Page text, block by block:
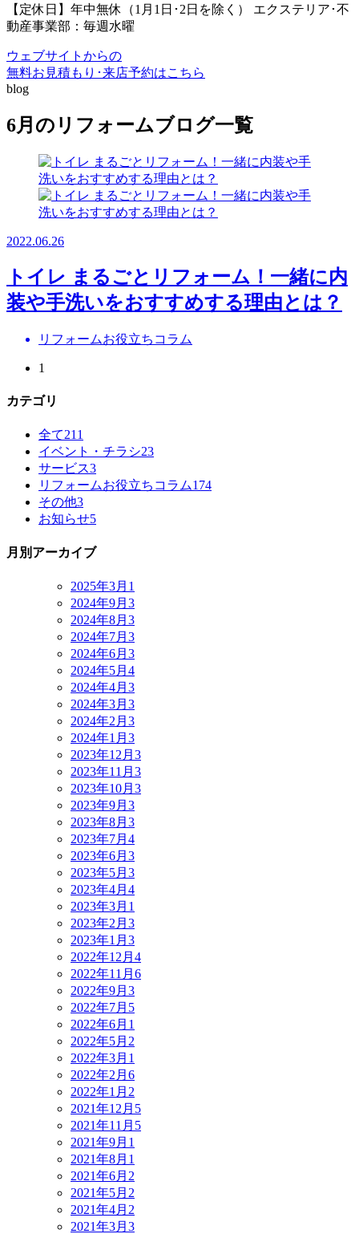
【定休日】年中無休（1月1日･2日を除く） エクステリア･不
動産事業部：毎週水曜
ウェブサイトからの
無料お見積もり･来店予約はこちら
blog
6月のリフォームブログ一覧
2022.06.26
トイレ まるごとリフォーム！一緒に内
装や手洗いをおすすめする理由とは？
リフォームお役立ちコラム
1
カテゴリ
全て211
イベント・チラシ23
サービス3
リフォームお役立ちコラム174
その他3
お知らせ5
月別アーカイブ
2025年3月 1
2024年9月 3
2024年8月 3
2024年7月 3
2024年6月 3
2024年5月 4
2024年4月 3
2024年3月 3
2024年2月 3
2024年1月 3
2023年12月 3
2023年11月 3
2023年10月 3
2023年9月 3
2023年8月 3
2023年7月 4
2023年6月 3
2023年5月 3
2023年4月 4
2023年3月 1
2023年2月 3
2023年1月 3
2022年12月 4
2022年11月 6
2022年9月 3
2022年7月 5
2022年6月 1
2022年5月 2
2022年3月 1
2022年2月 6
2022年1月 2
2021年12月 5
2021年11月 5
2021年9月 1
2021年8月 1
2021年6月 2
2021年5月 2
2021年4月 2
2021年3月 3